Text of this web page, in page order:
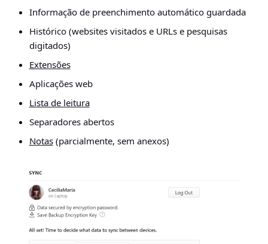
Informação de preenchimento automático guardada
Histórico (websites visitados e URLs e pesquisas
digitados)
Extensões
Aplicações web
Lista de leitura
Separadores abertos
Notas(parcialmente, sem anexos)